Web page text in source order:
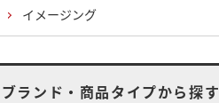
イメージング
ブランド・商品タイプから探す